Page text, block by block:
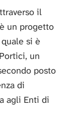
il
un progetto
si è
un
posto
di
agli Enti di